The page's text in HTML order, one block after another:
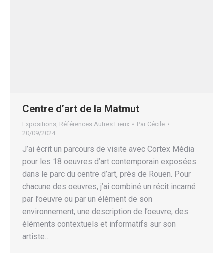
Centre d’art de la Matmut
Expositions Références Autres Lieux Par Cécile
20/09/2024
J’ai écrit un parcours de visite avec Cortex Média
pour les 18 oeuvres d’art contemporain exposées
dans le parc du centre d’art, près de Rouen. Pour
chacune des oeuvres, j’ai combiné un récit incarné
par l’oeuvre ou par un élément de son
environnement, une description de l’oeuvre, des
éléments contextuels et informatifs sur son
artiste…